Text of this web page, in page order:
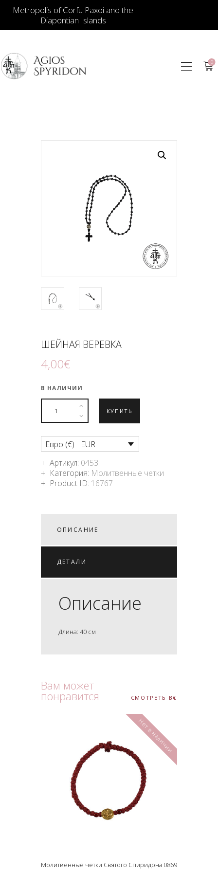
Metropolis of Corfu Paxoi and the
Diapontian Islands
0
ДЛЯ ЦЕРКВИ
СУВЕНИРЫ ДЛЯ
ПОДНОШЕНИЯ
ШЕЙНАЯ ВЕРЕВКА
4,00€
В НАЛИЧИИ
КУПИТЬ
Евро (€) - EUR
Артикул: 0453
Категория: Молитвенные четки
Product ID: 16767
ОПИСАНИЕ
ДЕТАЛИ
Описание
Длина: 40 см
Вам может
понравится СМОТРЕТЬ ВСЕ
Нет в наличии
Молитвенные четки Святого Спиридона 0869